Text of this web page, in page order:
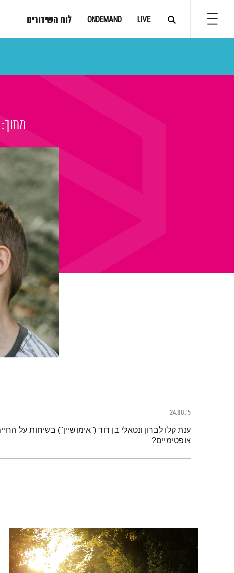
LIVE
ONDEMAND לוח השידורים
מתוך:
24.08.15
תמצית הפודקאסט
ענת קלו לברון ונטאלי בן דוד ("אימושיין") בשיחות על
אופטימיים?